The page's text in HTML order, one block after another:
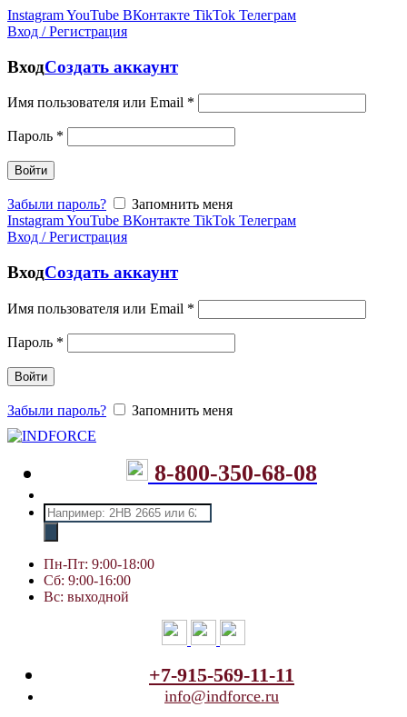
InstagramYouTube ВКонтакте TikTok Телеграм
Вход / Регистрация
ВходСоздать аккаунт
Имя пользователя или Email *
Пароль *
Войти
Забыли пароль?
Запомнить меня
InstagramYouTube ВКонтакте TikTok Телеграм
Вход / Регистрация
ВходСоздать аккаунт
Имя пользователя или Email *
Пароль *
Войти
Забыли пароль? Запомнить меня
8-800-350-68-08
Поиск
товаров
Пн-Пт: 9:00-18:00
Сб: 9:00-16:00
Вс: выходной
+7-915-569-11-11
info@indforce.ru